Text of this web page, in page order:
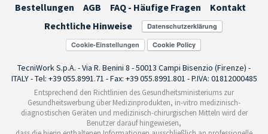
Bestellungen
AGB FAQ - Häufige Fragen
Kontakt
Rechtliche Hinweise
Cookie-Einstellungen
TecniWork S.p.A. - Via R. Benini 8 - 50013 Campi Bisenzio (Firenze) -
ITALY - Tel: +39 055.8991.71 - Fax: +39 055.8991.801 - P.IVA: 01812000485
Entsprechend den Richtlinien des Gesundheitsministeriums zur
Gesundheitswerbung über Medizinprodukten, in-vitro medizinisch-
diagnostischen Geräten und medizinisch-chirurgischen Mitteln wird der
Benutzer darauf hingewiesen,